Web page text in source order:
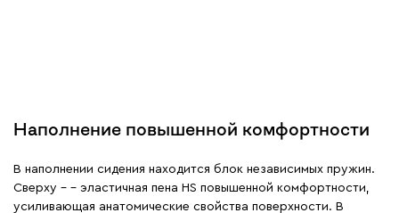
Наполнение повышенной комфортности
В наполнении сидения находится блок независимых пружин.
Сверху – - эластичная пена HS повышенной комфортности,
усиливающая анатомические свойства поверхности. В